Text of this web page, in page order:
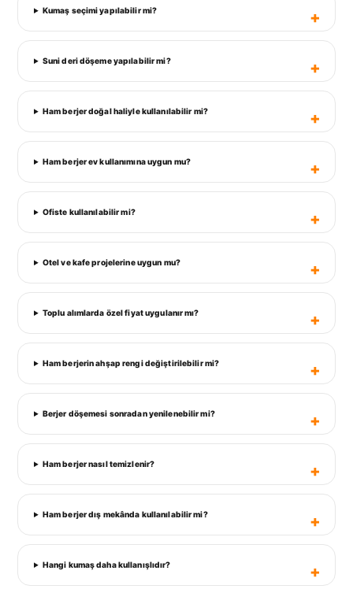
Kumaş seçimi yapılabilir mi?
Suni deri döşeme yapılabilir mi?
Ham berjer doğal haliyle kullanılabilir mi?
Ham berjer ev kullanımına uygun mu?
Ofiste kullanılabilir mi?
Otel ve kafe projelerine uygun mu?
Toplu alımlarda özel fiyat uygulanır mı?
Ham berjerin ahşap rengi değiştirilebilir mi?
Berjer döşemesi sonradan yenilenebilir mi?
Ham berjer nasıl temizlenir?
Ham berjer dış mekânda kullanılabilir mi?
Hangi kumaş daha kullanışlıdır?